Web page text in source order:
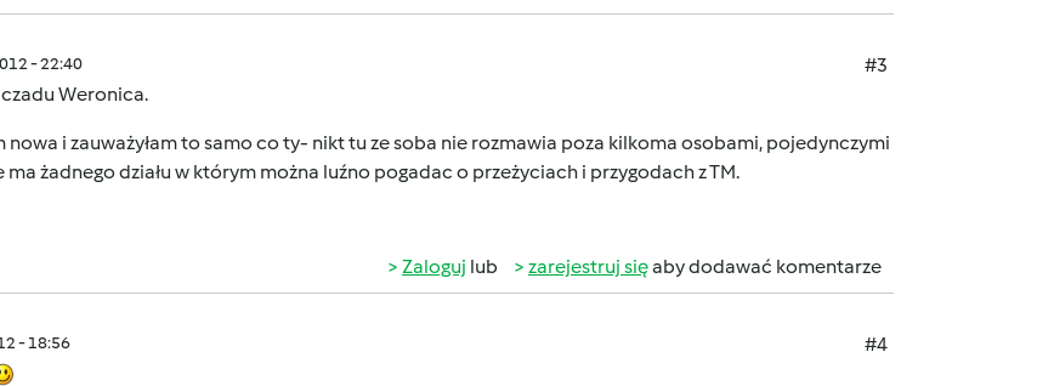
- 22:40
#3
Weronica.
nowa i zauważyłam to samo co ty- nikt tu ze soba nie rozmawia poza kilkoma osobami, pojedynczymi
ma żadnego działu w którym można luźno pogadac o przeżyciach i przygodach z TM.
Zaloguj lub zarejestruj sięaby dodawać komentarze
- 18:56
#4